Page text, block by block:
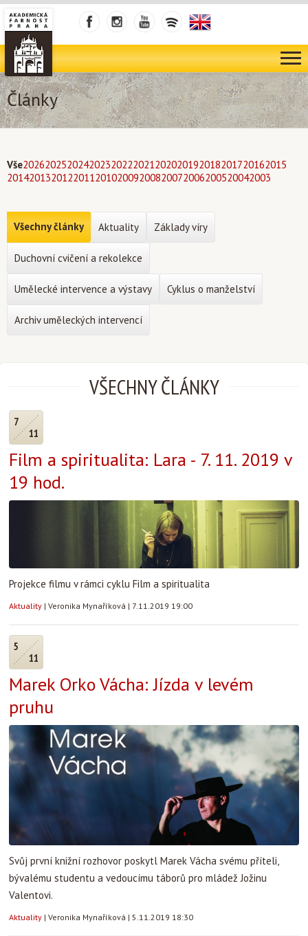
Články
Vše202620252024202320222021202020192018201720162015
201420132012201120102009200820072006200520042003
VŠECHNY ČLÁNKY
7
11
Film a spiritualita: Lara - 7. 11. 2019 v
19 hod.
Projekce filmu v rámci cyklu Film a spiritualita
Aktuality | Veronika Mynaříková | 7.11.2019 19:00
5
11
Marek Orko Vácha: Jízda v levém
pruhu
Svůj první knižní rozhovor poskytl Marek Vácha svému příteli,
bývalému studentu a vedoucímu táborů pro mládež Jožinu
Valentovi.
Aktuality | Veronika Mynaříková | 5.11.2019 18:30
Všechny články Aktuality Základy víry
Duchovní cvičení a rekolekce
Umělecké intervence a výstavy Cyklus o manželství
Archiv uměleckých intervencí